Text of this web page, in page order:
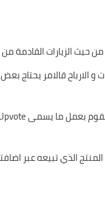
الزيارات القادمة من
الارباح قالامر يحتاج